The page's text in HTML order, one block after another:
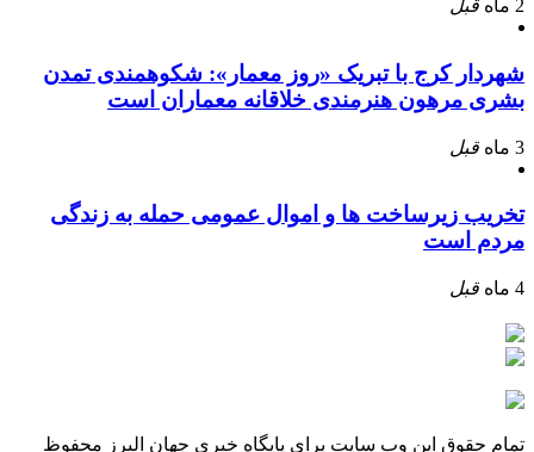
2 ماه قبل
شهردار کرج با تبریک «روز معمار»: شکوهمندی تمدن
بشری مرهون هنرمندی خلاقانه معماران است
3 ماه قبل
تخریب زیرساخت ها و اموال عمومی حمله به زندگی
مردم است
4 ماه قبل
تمام حقوق این وب سایت برای پایگاه خبری جهان البرز محفوظ